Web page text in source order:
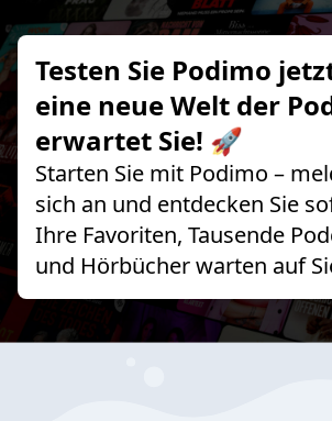
Testen Sie Podimo
eine neue Welt der
erwartet Sie! 🚀
Starten Sie mit Podimo –
sich an und entdecken Sie
Ihre Favoriten, Tausende
und Hörbücher warten auf